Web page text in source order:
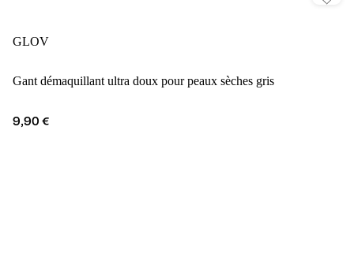
GLOV
Gant démaquillant ultra doux pour peaux sèches gris
9,90 €